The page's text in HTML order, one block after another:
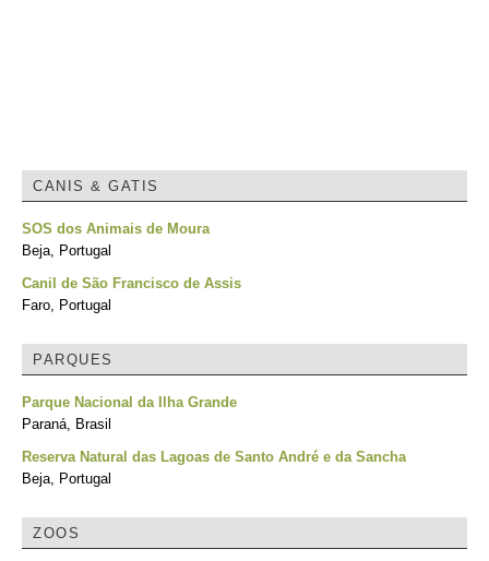
CANIS & GATIS
SOS dos Animais de Moura
Beja, Portugal
Canil de São Francisco de Assis
Faro, Portugal
PARQUES
Parque Nacional da Ilha Grande
Paraná, Brasil
Reserva Natural das Lagoas de Santo André e da Sancha
Beja, Portugal
ZOOS